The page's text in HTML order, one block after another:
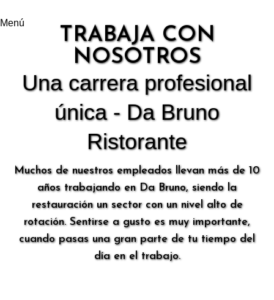
Menú
TRABAJA CON
NOSOTROS
Una carrera profesional
única - Da Bruno
Ristorante
Muchos de nuestros empleados llevan más de 10
años trabajando en Da Bruno, siendo la
restauración un sector con un nivel alto de
rotación. Sentirse a gusto es muy importante,
cuando pasas una gran parte de tu tiempo del
día en el trabajo.